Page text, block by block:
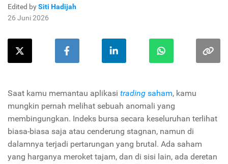
Edited bySiti Hadijah
26 Juni 2026
Saat kamu memantau aplikasi trading saham, kamu
mungkin pernah melihat sebuah anomali yang
membingungkan. Indeks bursa secara keseluruhan terlihat
biasa-biasa saja atau cenderung stagnan, namun di
dalamnya terjadi pertarungan yang brutal. Ada saham
yang harganya meroket tajam, dan di sisi lain, ada deretan